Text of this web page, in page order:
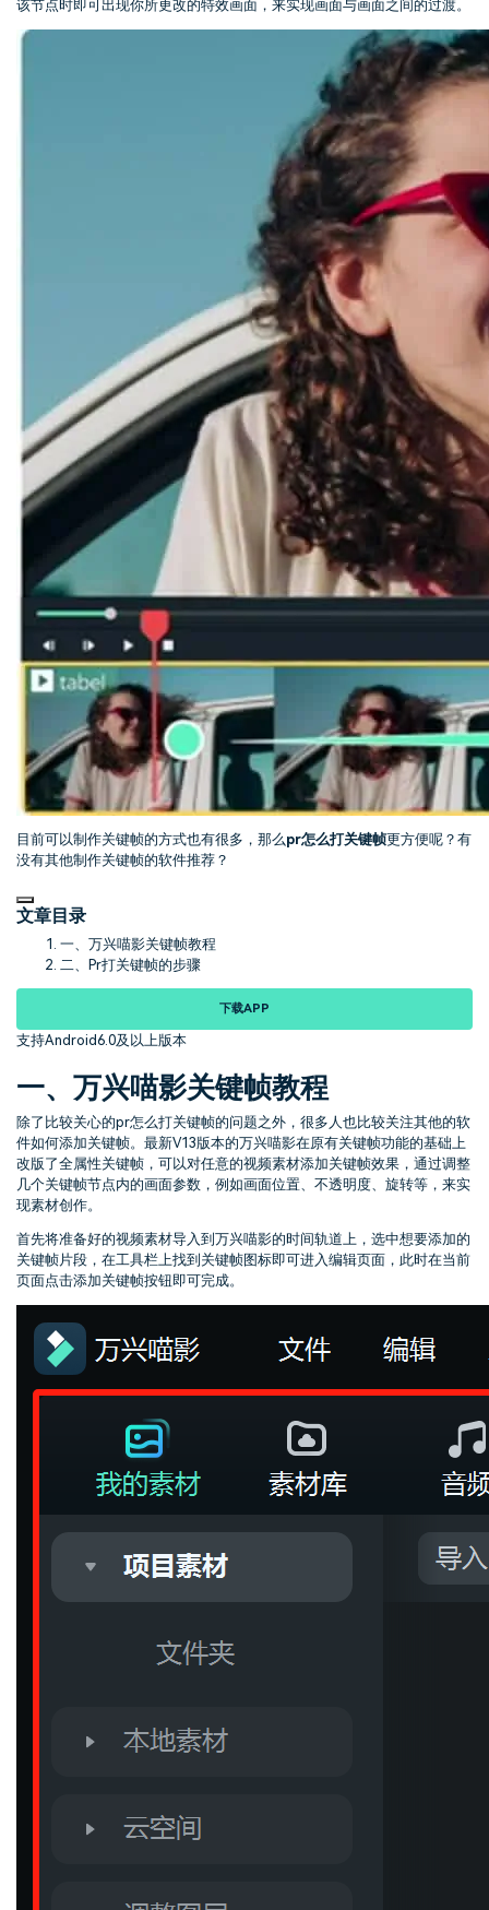
该节点时即可出现你所更改的特效画面，来实现画面与画面之间的过渡。
目前可以制作关键帧的方式也有很多，那么pr怎么打关键帧更方便呢？有
没有其他制作关键帧的软件推荐？
文章目录
一、万兴喵影关键帧教程
二、Pr打关键帧的步骤
下载APP
支持Android6.0及以上版本
一、万兴喵影关键帧教程
除了比较关心的pr怎么打关键帧的问题之外，很多人也比较关注其他的软
件如何添加关键帧。最新V13版本的万兴喵影在原有关键帧功能的基础上
改版了全属性关键帧，可以对任意的视频素材添加关键帧效果，通过调整
几个关键帧节点内的画面参数，例如画面位置、不透明度、旋转等，来实
现素材创作。
首先将准备好的视频素材导入到万兴喵影的时间轨道上，选中想要添加的
关键帧片段，在工具栏上找到关键帧图标即可进入编辑页面，此时在当前
页面点击添加关键帧按钮即可完成。